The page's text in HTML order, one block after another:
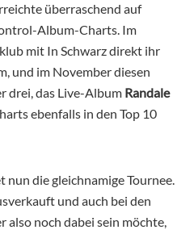
überraschend auf
Album-Charts. Im
mit In Schwarz direkt ihr
und im November diesen
drei, das Live-Album Randale
ebenfalls in den Top 10
die gleichnamige Tournee.
und auch bei den
also noch dabei sein möchte,